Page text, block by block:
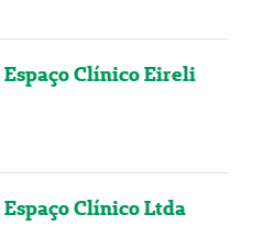
Clínico Eireli
Clínico Ltda